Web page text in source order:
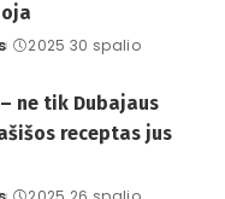
2025 30 spalio
ne tik Dubajaus
receptas jus